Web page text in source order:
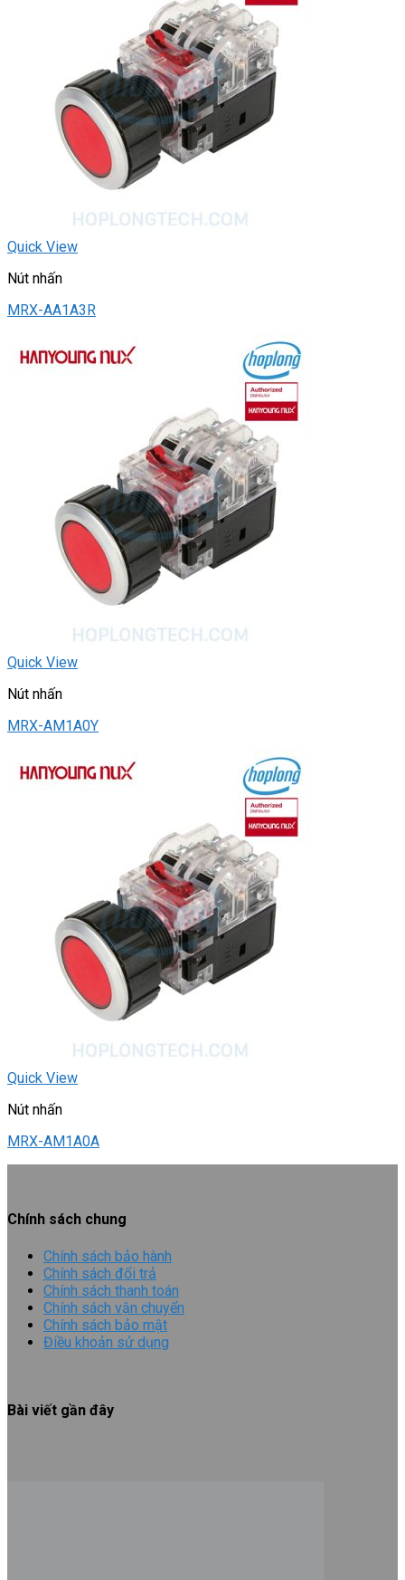
Quick View
Nút nhấn
MRX-AA1A3R
Quick View
Nút nhấn
MRX-AM1A0Y
Quick View
Nút nhấn
MRX-AM1A0A
Chính sách chung
Chính sách bảo hành
Chính sách đổi trả
Chính sách thanh toán
Chính sách vận chuyển
Chính sách bảo mật
Điều khoản sử dụng
Bài viết gần đây